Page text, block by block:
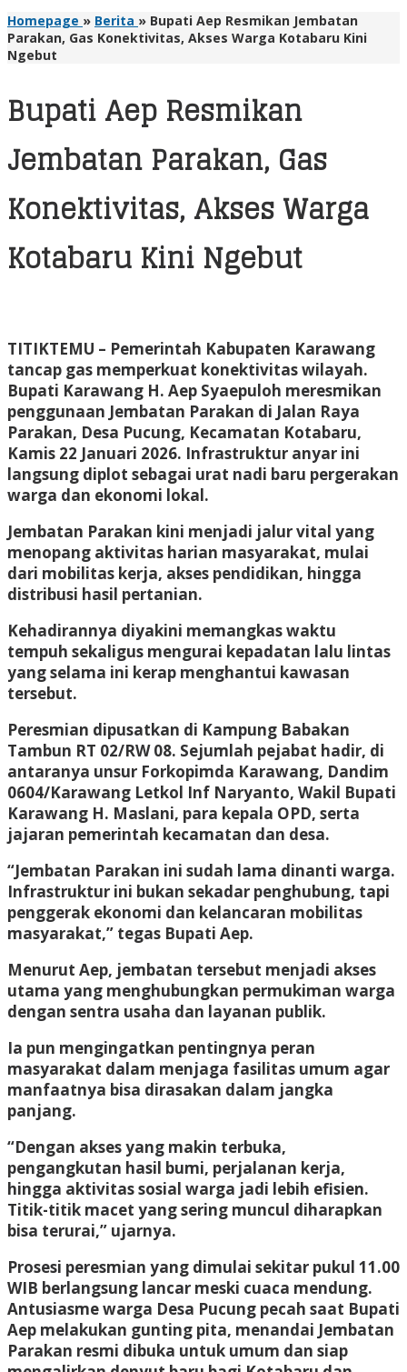
Homepage » Berita » Bupati Aep Resmikan Jembatan
Parakan, Gas Konektivitas, Akses Warga Kotabaru Kini
Ngebut
Bupati Aep Resmikan
Jembatan Parakan, Gas
Konektivitas, Akses Warga
Kotabaru Kini Ngebut
TITIKTEMU – Pemerintah Kabupaten Karawang
tancap gas memperkuat konektivitas wilayah.
Bupati Karawang H. Aep Syaepuloh meresmikan
penggunaan Jembatan Parakan di Jalan Raya
Parakan, Desa Pucung, Kecamatan Kotabaru,
Kamis 22 Januari 2026. Infrastruktur anyar ini
langsung diplot sebagai urat nadi baru pergerakan
warga dan ekonomi lokal.
Jembatan Parakan kini menjadi jalur vital yang
menopang aktivitas harian masyarakat, mulai
dari mobilitas kerja, akses pendidikan, hingga
distribusi hasil pertanian.
Kehadirannya diyakini memangkas waktu
tempuh sekaligus mengurai kepadatan lalu lintas
yang selama ini kerap menghantui kawasan
tersebut.
Peresmian dipusatkan di Kampung Babakan
Tambun RT 02/RW 08. Sejumlah pejabat hadir, di
antaranya unsur Forkopimda Karawang, Dandim
0604/Karawang Letkol Inf Naryanto, Wakil Bupati
Karawang H. Maslani, para kepala OPD, serta
jajaran pemerintah kecamatan dan desa.
“Jembatan Parakan ini sudah lama dinanti warga.
Infrastruktur ini bukan sekadar penghubung, tapi
penggerak ekonomi dan kelancaran mobilitas
masyarakat,” tegas Bupati Aep.
Menurut Aep, jembatan tersebut menjadi akses
utama yang menghubungkan permukiman warga
dengan sentra usaha dan layanan publik.
Ia pun mengingatkan pentingnya peran
masyarakat dalam menjaga fasilitas umum agar
manfaatnya bisa dirasakan dalam jangka
panjang.
“Dengan akses yang makin terbuka,
pengangkutan hasil bumi, perjalanan kerja,
hingga aktivitas sosial warga jadi lebih efisien.
Titik-titik macet yang sering muncul diharapkan
bisa terurai,” ujarnya.
Prosesi peresmian yang dimulai sekitar pukul 11.00
WIB berlangsung lancar meski cuaca mendung.
Antusiasme warga Desa Pucung pecah saat Bupati
Aep melakukan gunting pita, menandai Jembatan
Parakan resmi dibuka untuk umum dan siap